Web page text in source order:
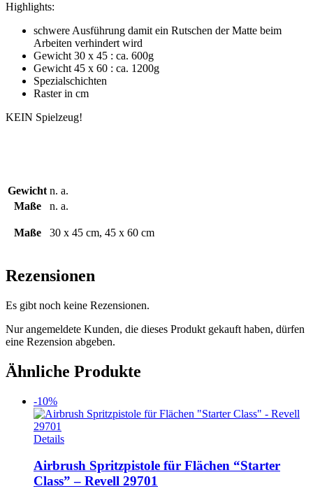
Highlights:
schwere Ausführung damit ein Rutschen der Matte beim
Arbeiten verhindert wird
Gewicht 30 x 45 : ca. 600g
Gewicht 45 x 60 : ca. 1200g
Spezialschichten
Raster in cm
KEIN Spielzeug!
Gewicht n. a.
Maße
n. a.
Maße 30 x 45 cm, 45 x 60 cm
Rezensionen
Es gibt noch keine Rezensionen.
Nur angemeldete Kunden, die dieses Produkt gekauft haben, dürfen
eine Rezension abgeben.
Ähnliche Produkte
-10%
Details
Airbrush Spritzpistole für Flächen “Starter
Class” – Revell 29701